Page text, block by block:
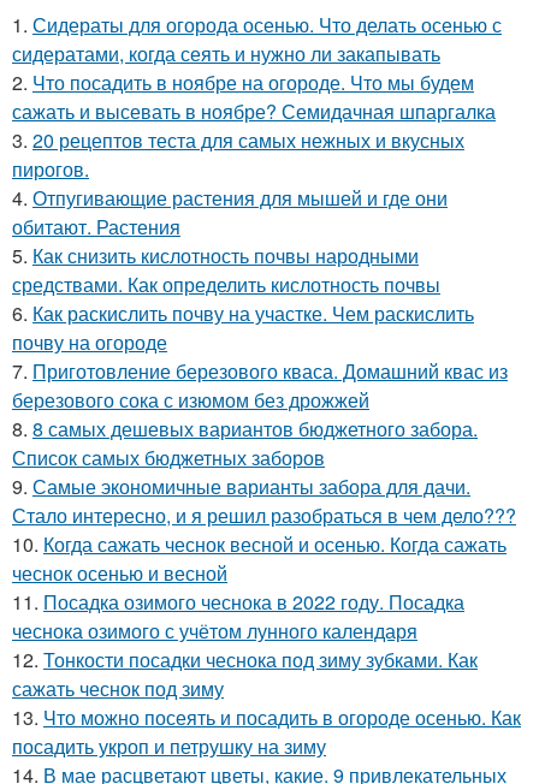
1. Сидераты для огорода осенью. Что делать осенью с
сидератами, когда сеять и нужно ли закапывать
2. Что посадить в ноябре на огороде. Что мы будем
сажать и высевать в ноябре? Семидачная шпаргалка
3. 20 рецептов теста для самых нежных и вкусных
пирогов.
4. Отпугивающие растения для мышей и где они
обитают. Растения
5. Как снизить кислотность почвы народными
средствами. Как определить кислотность почвы
6. Как раскислить почву на участке. Чем раскислить
почву на огороде
7. Приготовление березового кваса. Домашний квас из
березового сока с изюмом без дрожжей
8. 8 самых дешевых вариантов бюджетного забора.
Список самых бюджетных заборов
9. Самые экономичные варианты забора для дачи.
Стало интересно, и я решил разобраться в чем дело???
10. Когда сажать чеснок весной и осенью. Когда сажать
чеснок осенью и весной
11. Посадка озимого чеснока в 2022 году. Посадка
чеснока озимого с учётом лунного календаря
12. Тонкости посадки чеснока под зиму зубками. Как
сажать чеснок под зиму
13. Что можно посеять и посадить в огороде осенью. Как
посадить укроп и петрушку на зиму
14. В мае расцветают цветы, какие. 9 привлекательных